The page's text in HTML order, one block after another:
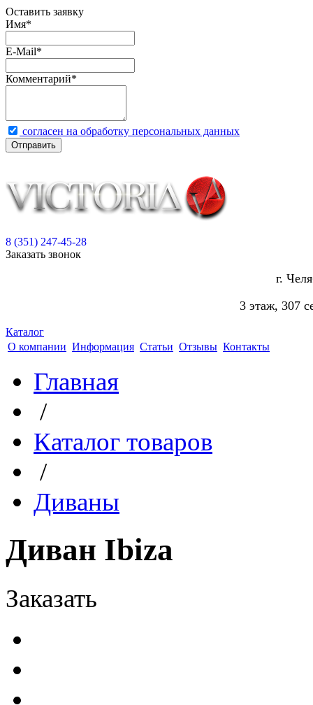
Оставить заявку
Имя*
E-Mail*
Комментарий*
согласен на обработку персональных данных
Отправить
8 (351) 247-45-28
Заказать звонок
г.
3 этаж, 307
Каталог
О компании Информация Статьи Отзывы Контакты
Главная
/
Каталог товаров
/
Диваны
Диван Ibiza
Заказать